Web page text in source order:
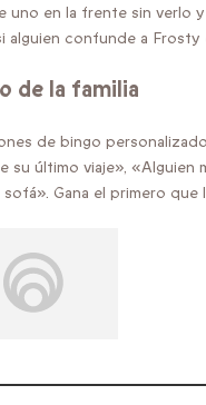
uno en la frente sin verlo
alguien confunde a Frosty
de la familia
de bingo
su último viaje»,
sofá». Gana el primero